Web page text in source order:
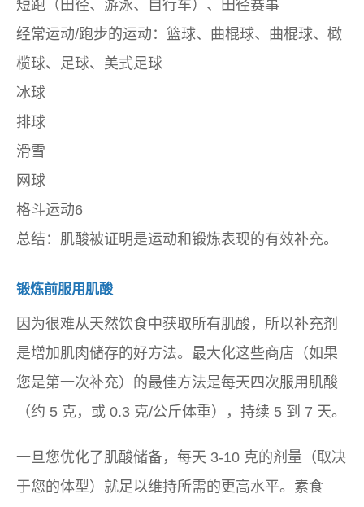
短跑（田径、游泳、自行车）、田径赛事
经常运动/跑步的运动：篮球、曲棍球、曲棍球、橄
榄球、足球、美式足球
冰球
排球
滑雪
网球
格斗运动6
总结：肌酸被证明是运动和锻炼表现的有效补充。
锻炼前服用肌酸
因为很难从天然饮食中获取所有肌酸，所以补充剂
是增加肌肉储存的好方法。最大化这些商店（如果
您是第一次补充）的最佳方法是每天四次服用肌酸
（约 5 克，或 0.3 克/公斤体重），持续 5 到 7 天。
一旦您优化了肌酸储备，每天 3-10 克的剂量（取决
于您的体型）就足以维持所需的更高水平。素食